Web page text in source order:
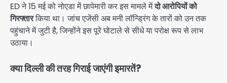
ED ने 15 मई को नोएडा में छापेमारी कर इस मामले मेंदो आरोपियों को
गिरफ्तारकिया था। जांच एजेंसी अब मनी लॉन्ड्रिंग के तारों को उन तक
पहुंचाने में जुटी है, जिन्होंने इस पूरे घोटाले से सीधे या परोक्ष रूप से लाभ
उठाया।
क्या दिल्ली की तरह गिराई जाएंगी इमारतें?